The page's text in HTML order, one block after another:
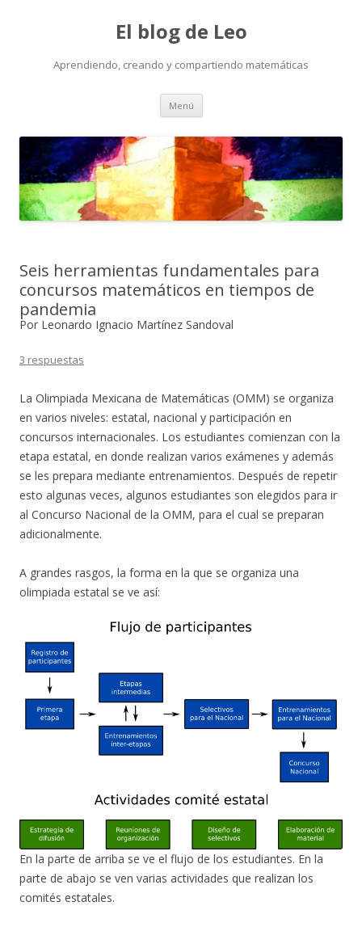
El blog de Leo
Aprendiendo, creando y compartiendo matemáticas
Menú Saltar
contenido
Seis herramientas fundamentales para
concursos matemáticos en tiempos de
pandemia
Por Leonardo Ignacio Martínez Sandoval
3 respuestas
La Olimpiada Mexicana de Matemáticas (OMM) se organiza
en varios niveles: estatal, nacional y participación en
concursos internacionales. Los estudiantes comienzan con la
etapa estatal, en donde realizan varios exámenes y además
se les prepara mediante entrenamientos. Después de repetir
esto algunas veces, algunos estudiantes son elegidos para ir
al Concurso Nacional de la OMM, para el cual se preparan
adicionalmente.
A grandes rasgos, la forma en la que se organiza una
olimpiada estatal se ve así:
En la parte de arriba se ve el flujo de los estudiantes. En la
parte de abajo se ven varias actividades que realizan los
comités estatales.